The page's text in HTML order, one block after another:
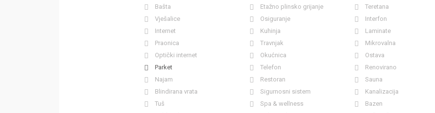
Bašta
Etažno plinsko grijanje
Teretana
Vješalice
Osiguranje
Interfon
Internet
Kuhinja
Laminate
Praonica
Travnjak
Mikrovalna
Optički internet
Okućnica
Ostava
Parket
Telefon
Renovirano
Najam
Restoran
Sauna
Blindirana vrata
Sigurnosni sistem
Kanalizacija
Tuš
Spa & wellness
Bazen